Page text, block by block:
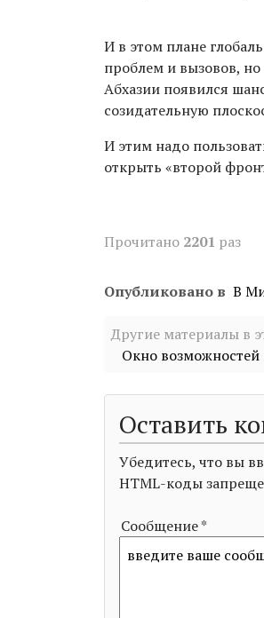
И в этом плане
проблем и вызовов,
Абхазии появился
созидательную
И этим надо
открыть «второй
Прочитано 2201 раз
Опубликовано в В
Другие материалы в
Окно возможностей
Оставить
Убедитесь, что вы
HTML-коды
Сообщение *